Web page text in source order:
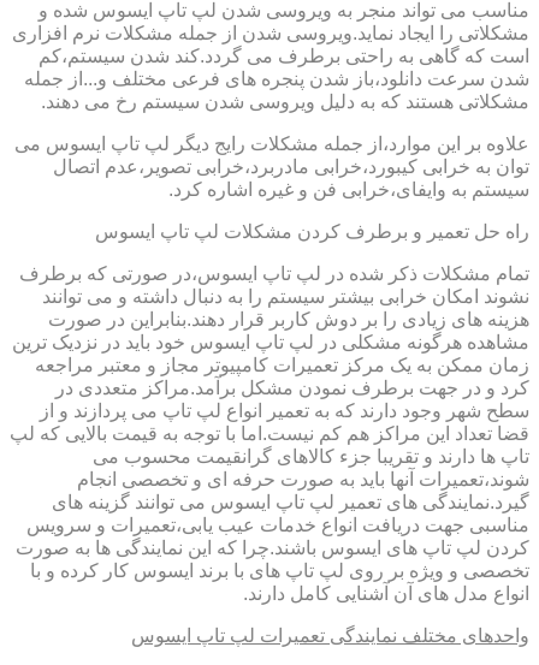
مناسب می تواند منجر به ویروسی شدن لپ تاپ ایسوس شده و
مشکلاتی را ایجاد نماید.ویروسی شدن از جمله مشکلات نرم افزاری
است که گاهی به راحتی برطرف می گردد.کند شدن سیستم،کم
شدن سرعت دانلود،باز شدن پنجره های فرعی مختلف و...از جمله
مشکلاتی هستند که به دلیل ویروسی شدن سیستم رخ می دهند.
علاوه بر این موارد،از جمله مشکلات رایج دیگر لپ تاپ ایسوس می
توان به خرابی کیبورد،خرابی مادربرد،خرابی تصویر،عدم اتصال
سیستم به وایفای،خرابی فن و غیره اشاره کرد.
راه حل تعمیر و برطرف کردن مشکلات لپ تاپ ایسوس
تمام مشکلات ذکر شده در لپ تاپ ایسوس،در صورتی که برطرف
نشوند امکان خرابی بیشتر سیستم را به دنبال داشته و می توانند
هزینه های زیادی را بر دوش کاربر قرار دهند.بنابراین در صورت
مشاهده هرگونه مشکلی در لپ تاپ ایسوس خود باید در نزدیک ترین
زمان ممکن به یک مرکز تعمیرات کامپیوتر مجاز و معتبر مراجعه
کرد و در جهت برطرف نمودن مشکل برآمد.مراکز متعددی در
سطح شهر وجود دارند که به تعمیر انواع لپ تاپ می پردازند و از
قضا تعداد این مراکز هم کم نیست.اما با توجه به قیمت بالایی که لپ
تاپ ها دارند و تقریبا جزء کالاهای گرانقیمت محسوب می
شوند،تعمیرات آنها باید به صورت حرفه ای و تخصصی انجام
گیرد.نمایندگی های تعمیر لپ تاپ ایسوس می توانند گزینه های
مناسبی جهت دریافت انواع خدمات عیب یابی،تعمیرات و سرویس
کردن لپ تاپ های ایسوس باشند.چرا که این نمایندگی ها به صورت
تخصصی و ویژه بر روی لپ تاپ های با برند ایسوس کار کرده و با
انواع مدل های آن آشنایی کامل دارند.
واحدهای مختلف نمایندگی تعمیرات لپ تاپ ایسوس